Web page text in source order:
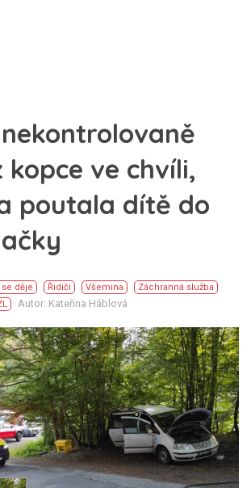
kopce ve chvíli,
poutala dítě do
se děje Řidiči Všemina
Záchranná služba
Autor: Kateřina Háblová